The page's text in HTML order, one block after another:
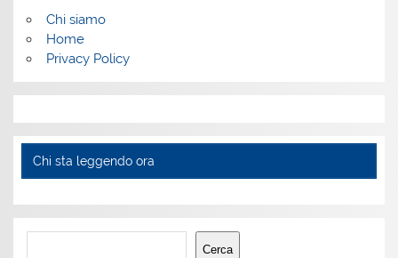
Chi siamo
Home
Privacy Policy
Chi sta leggendo ora
Cerca
Cerca